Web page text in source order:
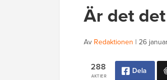
Är det
Av Redaktionen | 26
AKTIER
288 Dela